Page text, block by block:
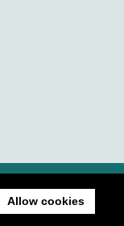
Allow cookies
site Contact